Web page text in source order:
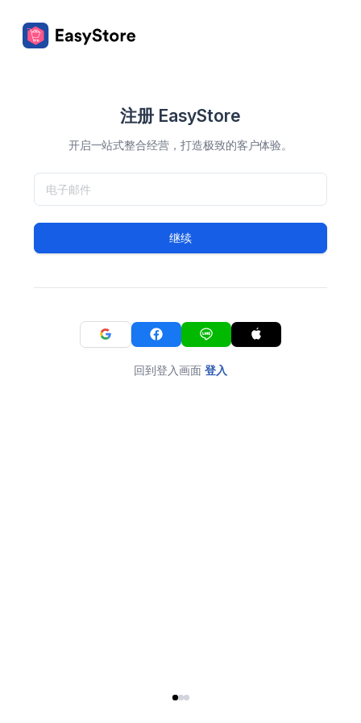
注册 EasyStore
开启一站式整合经营，打造极致的客户体验。
继续
回到登入画面 登入